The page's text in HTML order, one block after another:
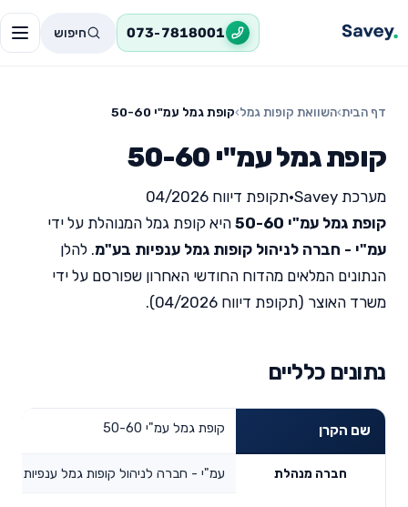
073-7818001 חיפוש
דף הבית›השוואת קופות גמל›קופת גמל עמ"י 50-60
קופת גמל עמ"י 50-60
מערכת Savey •תקופת דיווח 04/2026
קופת גמל עמ"י 50-60
היא קופת גמל המנוהלת על ידי
עמ"י - חברה לניהול קופות גמל ענפיות בע"מ. להלן
הנתונים המלאים מהדוח החודשי האחרון שפורסם על ידי
משרד האוצר (תקופת דיווח 04/2026).
נתונים כלליים
שם הקרן קופת גמל עמ"י 50-60
חברה מנהלת עמ"י - חברה לניהול קופות גמל ענפיות